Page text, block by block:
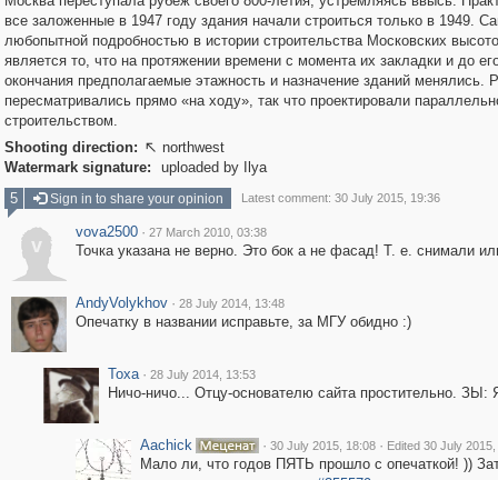
все заложенные в 1947 году здания начали строиться только в 1949.
любопытной подробностью в истории строительства Московских
является то, что на протяжении времени с момента их закладки и до
окончания предполагаемые этажность и назначение зданий менялись.
пересматривались прямо «на ходу», так что проектировали
строительством.
Shooting direction:  northwest
Watermark signature:
uploaded by Ilya
5
Sign in to share your opinion Latest comment: 30 July 2015, 19:36
v
vova2500 · 27 March 2010, 03:38
Точка указана не верно. Это бок а не фасад! Т. е. снимали
AndyVolykhov · 28 July 2014, 13:48
Опечатку в названии исправьте, за МГУ обидно :)
Toxa · 28 July 2014, 13:53
Ничо-ничо... Отцу-основателю сайта простительно. ЗЫ:
Aachick · 30 July 2015, 18:08 · Edited 30 July
Мало ли, что годов ПЯТЬ прошло с опечаткой! ))